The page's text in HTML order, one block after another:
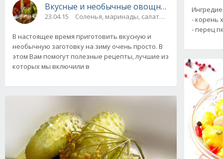
Вкусные и необычные овощные заготовки
23.04.15 Соленья, маринады, салаты, соте
В настоящее время приготовить вкусную и
необычную заготовку на зиму очень просто. В
этом Вам помогут полезные рецепты, лучшие из
которых мы включили в
- корень
- перец